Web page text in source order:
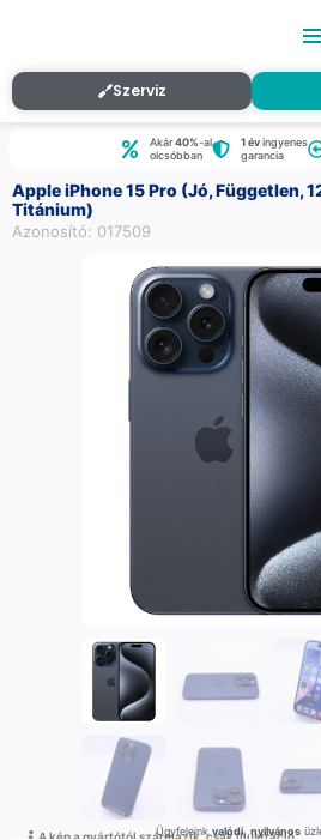
Szerviz
Akár40%-al
olcsóbban
1 évingyenes
garancia
Apple iPhone 15 Pro (Jó, Független,
Titánium)
Azonosító: 017509
A kép a gyártótól származik, csak illustráció
Ügyfeleinkvalódi,nyilvános